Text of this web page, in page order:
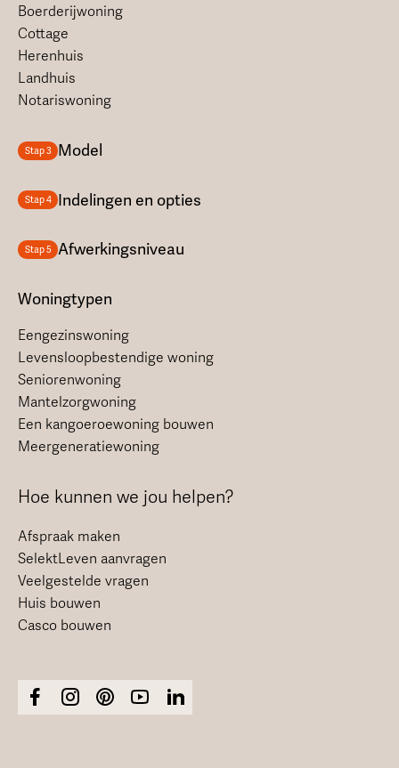
Boerderijwoning
Cottage
Herenhuis
Landhuis
Notariswoning
Stap 3 Model
Stap 4 Indelingen en opties
Stap 5 Afwerkingsniveau
Woningtypen
Eengezinswoning
Levensloopbestendige woning
Seniorenwoning
Mantelzorgwoning
Een kangoeroewoning bouwen
Meergeneratiewoning
Hoe kunnen we jou helpen?
Afspraak maken
SelektLeven aanvragen
Veelgestelde vragen
Huis bouwen
Casco bouwen